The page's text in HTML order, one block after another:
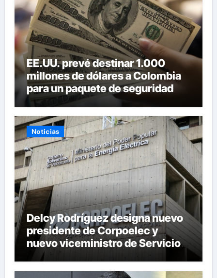
EE.UU. prevé destinar 1.000
millones de dólares a Colombia
para un paquete de seguridad
Noticias
Delcy Rodríguez designa nuevo
presidente de Corpoelec y
nuevo viceministro de Servicios
Eléctricos